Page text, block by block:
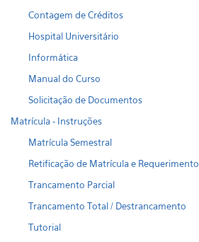
Contagem de Créditos
Hospital Universitário
Informática
Manual do Curso
Solicitação de Documentos
Matrícula - Instruções
Matrícula Semestral
Retificação de Matrícula e Requerimento
Trancamento Parcial
Trancamento Total / Destrancamento
Tutorial